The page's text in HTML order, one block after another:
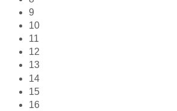
9
10
11
12
13
14
15
16